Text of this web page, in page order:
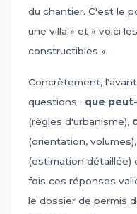
du chantier. C'est le
une villa » et « voici
constructibles ».
Concrètement,
questions : que
(règles d'urbanisme),
(orientation, volumes),
(estimation détaillée)
fois ces réponses
le dossier de permis